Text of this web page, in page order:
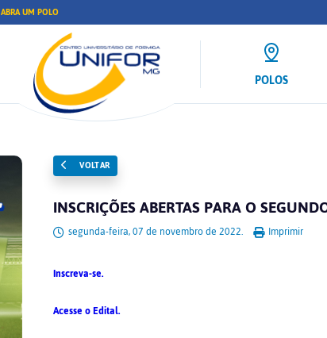
ABRA UM POLO
POLOS
VOLTAR
INSCRIÇÕES ABERTAS PARA O
segunda-feira, 07 de novembro de 2022. Imprimir
Inscreva-se.
Acesse o Edital.